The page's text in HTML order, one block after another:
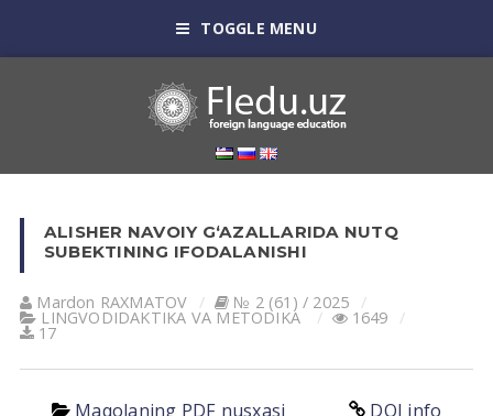
TOGGLE MENU
ALISHER NAVOIY G‘AZALLARIDA NUTQ
SUBEKTINING IFODALANISHI
Mardon RAXMATOV № 2 (61) / 2025
LINGVODIDАKTIKА VА METODIKА 1649
17
Maqolaning PDF nusxasi DOI info